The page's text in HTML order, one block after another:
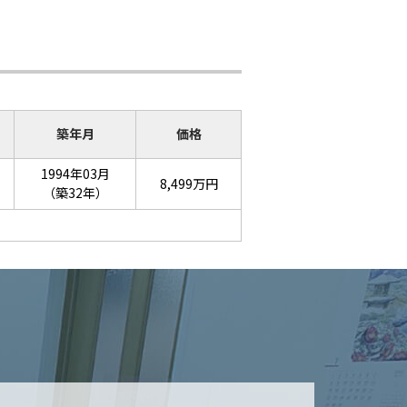
築年月 価格
1994年03月
（築32年）
8,499万円